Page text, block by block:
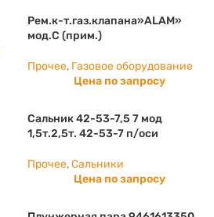
Рем.к-т.газ.клапана»ALAM»
мод.С (прим.)
Прочее, Газовое оборудование
Цена по запросу
Сальник 42-53-7,5 7 мод
1,5т.2,5т. 42-53-7 п/оси
Прочее,Сальники
Цена по запросу